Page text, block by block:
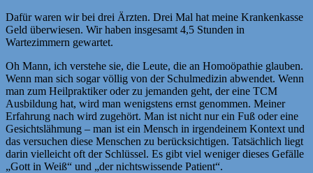
Dafür waren wir bei drei Ärzten. Drei Mal hat meine Krankenkasse
Geld überwiesen. Wir haben insgesamt 4,5 Stunden in
Wartezimmern gewartet.
Oh Mann, ich verstehe sie, die Leute, die an Homoöpathie glauben.
Wenn man sich sogar völlig von der Schulmedizin abwendet. Wenn
man zum Heilpraktiker oder zu jemanden geht, der eine TCM
Ausbildung hat, wird man wenigstens ernst genommen. Meiner
Erfahrung nach wird zugehört. Man ist nicht nur ein Fuß oder eine
Gesichtslähmung – man ist ein Mensch in irgendeinem Kontext und
das versuchen diese Menschen zu berücksichtigen. Tatsächlich liegt
darin vielleicht oft der Schlüssel. Es gibt viel weniger dieses Gefälle
„Gott in Weiß“ und „der nichtswissende Patient“.